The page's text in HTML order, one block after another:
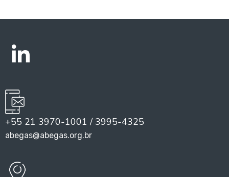
+55 21 3970-1001 / 3995-4325
abegas@abegas.org.br